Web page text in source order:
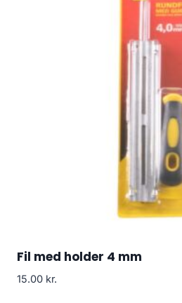
Fil med holder 4 mm
15.00 kr.